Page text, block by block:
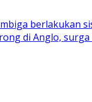
berlakukan
di Anglo,